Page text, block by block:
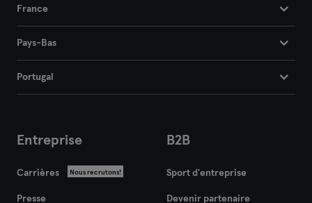
France
Pays-Bas
Portugal
Entreprise
Carrières Nous recrutons!
Presse
B2B
Sport d'entreprise
Devenir partenaire